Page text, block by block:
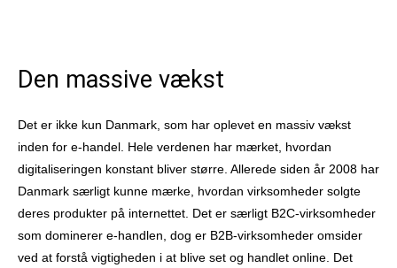
Den massive vækst
Det er ikke kun Danmark, som har oplevet en massiv vækst
inden for e-handel. Hele verdenen har mærket, hvordan
digitaliseringen konstant bliver større. Allerede siden år 2008 har
Danmark særligt kunne mærke, hvordan virksomheder solgte
deres produkter på internettet. Det er særligt B2C-virksomheder
som dominerer e-handlen, dog er B2B-virksomheder omsider
ved at forstå vigtigheden i at blive set og handlet online. Det